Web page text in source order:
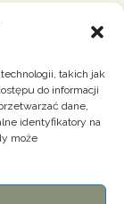
takich jak
do informacji
dane,
identyfikatory na
może